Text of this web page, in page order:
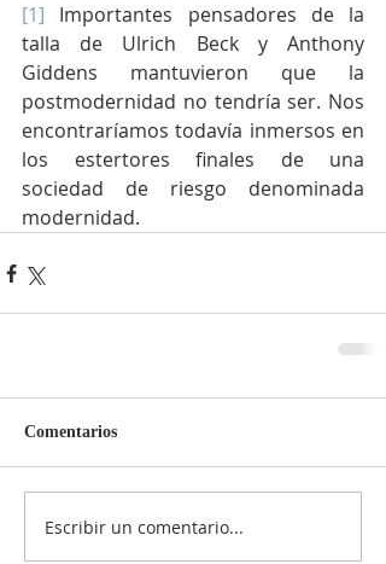
[1] Importantes pensadores de la
talla de Ulrich Beck y Anthony
Giddens mantuvieron que la
postmodernidad no tendría ser. Nos
encontraríamos todavía inmersos en
los estertores finales de una
sociedad de riesgo denominada
modernidad.
Comentarios
Escribir un comentario...